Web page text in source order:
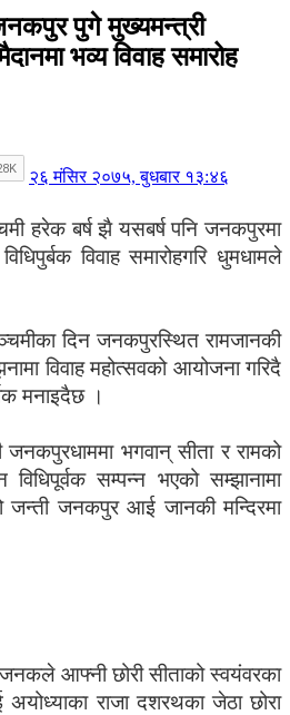
पुगे मुख्यमन्त्री
भव्य विवाह समारोह
२६ मंसिर २०७५, बुधबार १३:४६
हरेक बर्ष झै यसबर्ष पनि जनकपुरमा
विवाह समारोहगरि धुमधामले
दिन जनकपुरस्थित रामजानकी
विवाह महोत्सवको आयोजना गरिदै
मनाइदैछ ।
जनकपुरधाममा भगवान् सीता र रामको
सम्पन्न भएको सम्झानामा
जन्ती जनकपुर आई जानकी मन्दिरमा
जनकले आफ्नी छोरी सीताको स्वयंवरका
अयोध्याका राजा दशरथका जेठा छोरा